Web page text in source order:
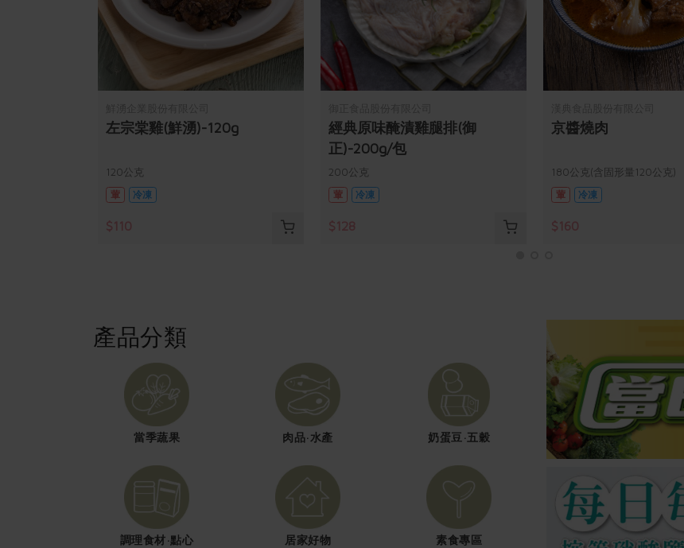
左宗棠雞(鮮湧)-120g
120公克
葷
冷凍
$110
經典原味醃漬雞腿排(御
正)-200g/包
200公克
葷
冷凍
$128
京醬燒肉
180公克(含固形量120公克)
葷
冷凍
$160
產品分類
當季蔬果 肉品·水產 奶蛋豆·五穀
調理食材·點心 居家好物 素食專區